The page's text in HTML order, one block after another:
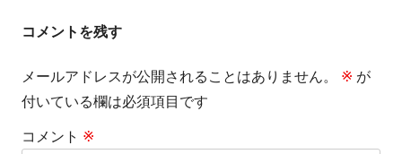
ナ
ゲ
ー
コメントを残す
メールアドレスが公開されることはありません。 ※ が
付いている欄は必須項目です
コメント ※